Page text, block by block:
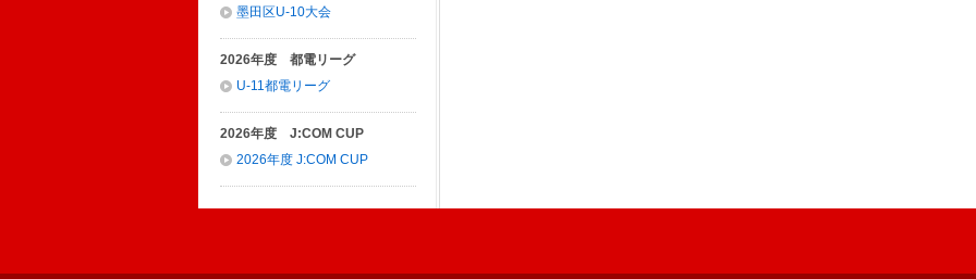
墨田区U-10大会
2026年度 都電リーグ
U-11都電リーグ
2026年度 J:COM CUP
2026年度 J:COM CUP